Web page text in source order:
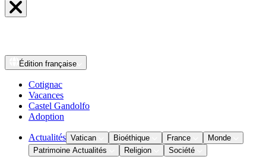
Édition française
Cotignac
Vacances
Castel Gandolfo
Adoption
Actualités Vatican Bioéthique France
Monde
Patrimoine Actualités
Religion Société